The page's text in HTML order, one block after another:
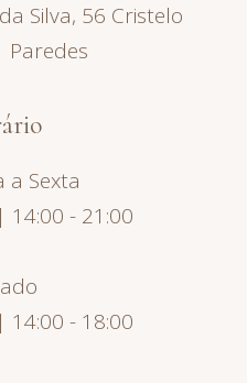
Silva, 56 Cristelo
Paredes
a Sexta
14:00 - 21:00
14:00 - 18:00